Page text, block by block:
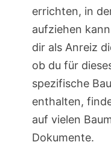
errichten, in
aufziehen
dir als Anreiz
ob du für
spezifische
enthalten,
auf vielen
Dokumente.